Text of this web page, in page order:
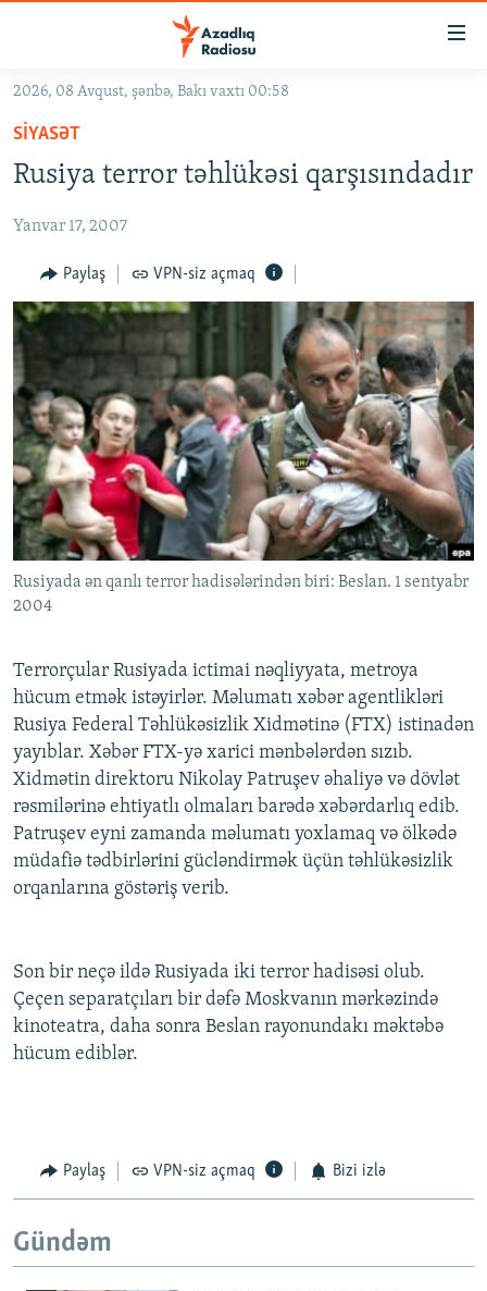
Əsas
qayıt
Əsas
naviqasiyaya
qayıt
GÜNDƏM
KORRUPSIOMETR
#ƏSLINDƏ
FƏRQƏ BAX
QANUNI DOĞRU
ARAŞDIRMA
MULTIMEDIA
VIDEO
FOTOQALEREYA
İNFOQRAFIKA
KARIKATURA
RADIO ARXIV
OXU ZALI
AZƏRBAYCAN ƏDƏBIYYATI KITABXANASI
İSLAM VƏ DEMOKRATIYA
İZ - MƏDƏNIYYƏT PROQRAMI
HAQQIMIZDA
MISSIYAMIZ
PEŞƏ ETIKASI VƏ JURNALISTIKA STANDARTLARIMIZ
MATERIALLARIMIZDAN ISTIFADƏ
BIZIMLƏ ƏLAQƏ
XƏBƏR BÜLLETENLƏRIMIZ
BIZI IZLƏ
2026, 08 Avqust, şənbə, Bakı vaxtı 00:58
SIYASƏT
Rusiya terror təhlükəsi qarşısındadır
Yanvar 17, 2007
Paylaş VPN-siz açmaq
Rusiyada ən qanlı terror hadisələrindən biri: Beslan. 1 sentyabr
2004
Terrorçular Rusiyada ictimai nəqliyyata, metroya
hücum etmək istəyirlər. Məlumatı xəbər agentlikləri
Rusiya Federal Təhlükəsizlik Xidmətinə (FTX) istinadən
yayıblar. Xəbər FTX-yə xarici mənbələrdən sızıb.
Xidmətin direktoru Nikolay Patruşev əhaliyə və dövlət
rəsmilərinə ehtiyatlı olmaları barədə xəbərdarlıq edib.
Patruşev eyni zamanda məlumatı yoxlamaq və ölkədə
müdafiə tədbirlərini gücləndirmək üçün təhlükəsizlik
orqanlarına göstəriş verib.
Son bir neçə ildə Rusiyada iki terror hadisəsi olub.
Çeçen separatçıları bir dəfə Moskvanın mərkəzində
kinoteatra, daha sonra Beslan rayonundakı məktəbə
hücum ediblər.
Paylaş VPN-siz açmaq Bizi izlə
Gündəm